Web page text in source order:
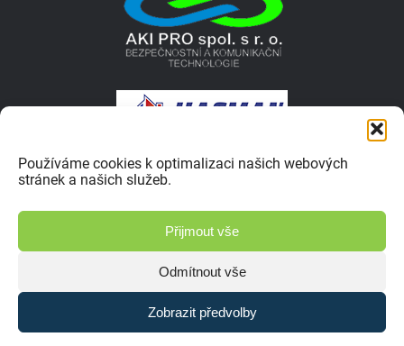
Používáme cookies k optimalizaci našich webových
stránek a našich služeb.
Přijmout vše
Odmítnout vše
Zobrazit předvolby
© 2026 Autokrosar.cz ISSN 1805-1413 | Vyrobilo studio